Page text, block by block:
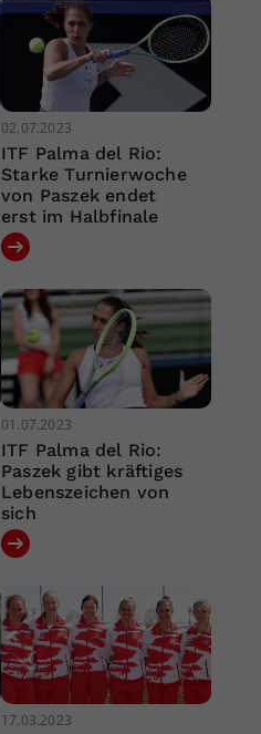
02.07.2023
ITF Palma del Rio:
Starke Turnierwoche
von Paszek endet
erst im Halbfinale
01.07.2023
ITF Palma del Rio:
Paszek gibt kräftiges
Lebenszeichen von
sich
17.03.2023